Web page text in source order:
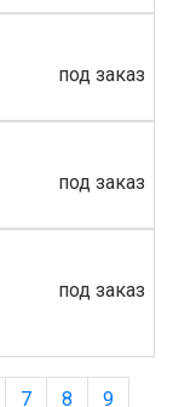
под заказ
под заказ
под заказ
7 8
9